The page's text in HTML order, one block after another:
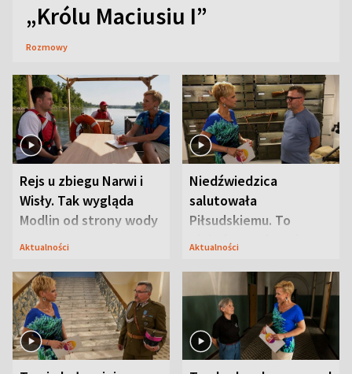
„Królu Maciusiu I”
Rozmowy
Rejs u zbiegu Narwi i
Wisły. Tak wygląda
Modlin od strony wody
Aktualności
Niedźwiedzica
salutowała
Piłsudskiemu. To
niejedyna tajemnica
Aktualności